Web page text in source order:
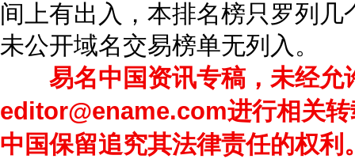
间上有出入，本排名榜只罗列
未公开域名交易榜单无列入。
易名中国资讯专稿，未经允
editor@ename.com进行相关
中国保留追究其法律责任的权利